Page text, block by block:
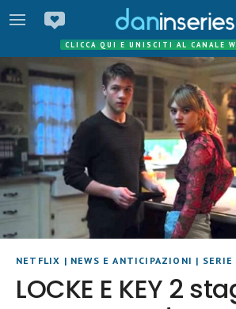
CLICCA QUI E UNISCITI AL CANALE
NETFLIX | NEWS E ANTICIPAZIONI |
LOCKE E KEY 2